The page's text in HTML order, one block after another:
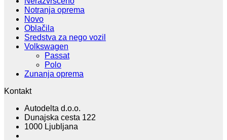
Notranja oprema
Novo
Oblačila
Sredstva za nego vozil
Volkswagen
Passat
Polo
Zunanja oprema
Kontakt
Autodelta d.o.o.
Dunajska cesta 122
1000 Ljubljana